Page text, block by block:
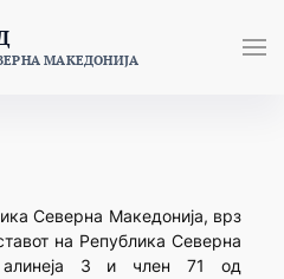
МАКЕДОНИЈА
Северна Македонија, врз
на Република Северна
алинеја 3 и член 71 од